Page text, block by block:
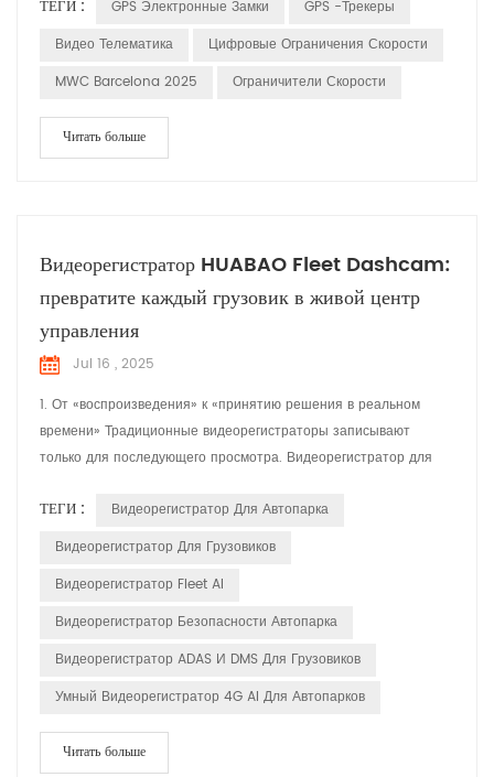
ТЕГИ : GPS Электронные Замки
GPS -трекеры
Видео Телематика
Цифровые Ограничения Скорости
MWC Barcelona 2025
Ограничители Скорости
Читать больше
Видеорегистратор HUABAO Fleet Dashcam:
превратите каждый грузовик в живой центр
управления
Jul 16 , 2025
1. От «воспроизведения» к «принятию решения в реальном
времени» Традиционные видеорегистраторы записывают
только для последующего просмотра. Видеорегистратор для
оповещения ИИ и облачного управления в единый поток
данных из кабины. Диспетчеры находятся в непосредственной
предупреждения в кабине,...
ТЕГИ :
Видеорегистратор Для Автопарка
Видеорегистратор Для Грузовиков
Видеорегистратор Fleet AI
Видеорегистратор Безопасности Автопарка
Видеорегистратор ADAS И DMS Для Грузовиков
Умный Видеорегистратор 4G AI Для Автопарков
Читать больше